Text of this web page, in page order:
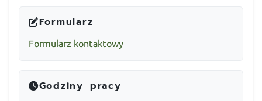
Formularz
Formularz kontaktowy
Godziny pracy